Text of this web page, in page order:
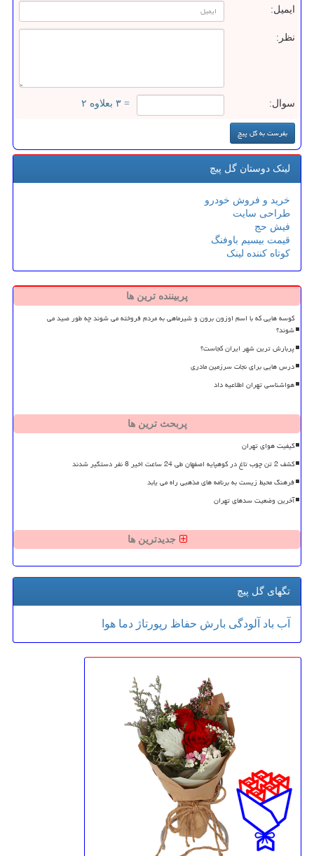
ایمیل:
نظر:
سوال: = ۳ بعلاوه ۲
لینک دوستان گل پیچ
خرید و فروش خودرو
طراحی سایت
فیش حج
قیمت بیسیم باوفنگ
کوتاه کننده لینک
پربیننده ترین ها
کوسه هایی که با اسم اوزون برون و شیرماهی به مردم فروخته می شوند چه طور صید می
شوند؟
پربارش ترین شهر ایران کجاست؟
درس هایی برای نجات سرزمین مادری
هواشناسی تهران اطلاعیه داد
پربحث ترین ها
کیفیت هوای تهران
کشف 2 تن چوب تاغ در کوهپایه اصفهان طی 24 ساعت اخیر 8 نفر دستگیر شدند
فرهنگ محیط زیست به برنامه های مذهبی راه می یابد
آخرین وضعیت سدهای تهران
جدیدترین ها
تگهای گل پیچ
آب باد آلودگی بارش حفاظ رپورتاژ دما هوا